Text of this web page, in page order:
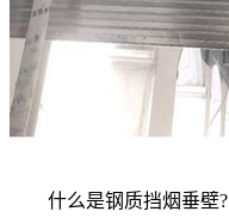
什么是钢质挡烟垂壁?